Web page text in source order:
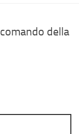
della